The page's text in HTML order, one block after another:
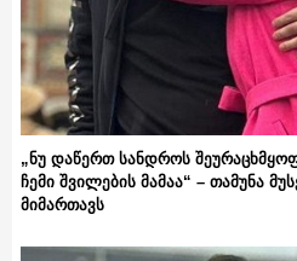
„ნუ დაწერთ სანდროს
ჩემი შვილების მამაა“ – თამუნა
მიმართავს